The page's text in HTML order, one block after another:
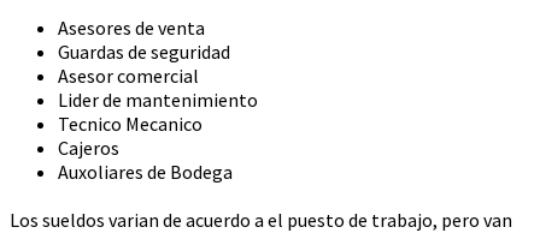
Asesores de venta
Guardas de seguridad
Asesor comercial
Lider de mantenimiento
Tecnico Mecanico
Cajeros
Auxoliares de Bodega
Los sueldos varian de acuerdo a el puesto de trabajo, pero van